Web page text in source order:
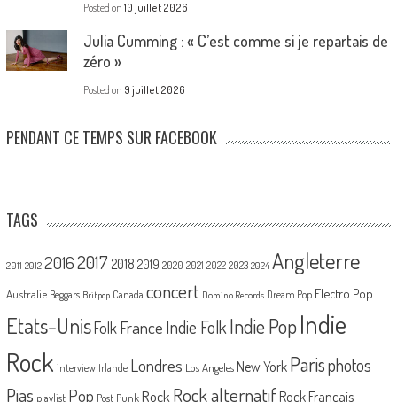
Posted on 10 juillet 2026
Julia Cumming : « C’est comme si je repartais de
zéro »
Posted on 9 juillet 2026
PENDANT CE TEMPS SUR FACEBOOK
TAGS
2011 2012 20162017 2018 2019 2020 2021 2022 2023 2024 Angleterre
Australie Beggars Britpop Canada concert Domino Records Dream Pop Electro Pop
Etats-UnisFolk France Indie FolkIndie PopIndie
Rock interview Irlande Londres Los Angeles New York Parisphotos
Pias playlist Pop Post Punk Rock Rock alternatif Rock Français